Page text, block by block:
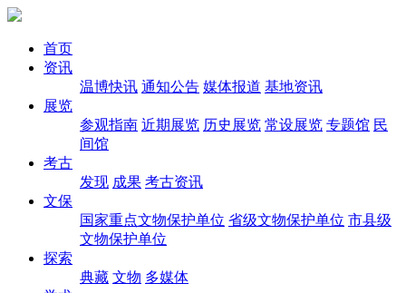
首页
资讯
温博快讯 通知公告 媒体报道 基地资讯
展览
参观指南 近期展览 历史展览 常设展览 专题馆 民
间馆
考古
发现 成果 考古资讯
文保
国家重点文物保护单位 省级文物保护单位 市县级
文物保护单位
探索
典藏 文物 多媒体